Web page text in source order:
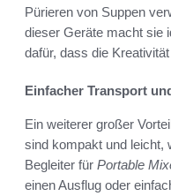
Pürieren von Suppen
dieser Geräte macht sie
dafür, dass die
Einfacher Transport
Ein weiterer großer
sind kompakt und leicht,
Begleiter für Portable
einen Ausflug oder